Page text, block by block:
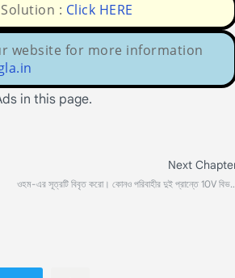
: Click HERE
website for more information
in this page.